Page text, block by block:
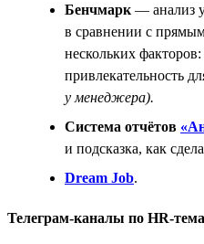
Бенчмарк — анализ
в сравнении с
нескольких
привлекательность
у менеджера).
Система отчётов
и подсказка, как
Dream Job.
Телеграм-каналы по HR-